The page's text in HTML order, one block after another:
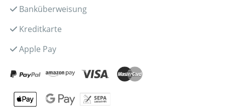
Banküberweisung
Kreditkarte
Apple Pay